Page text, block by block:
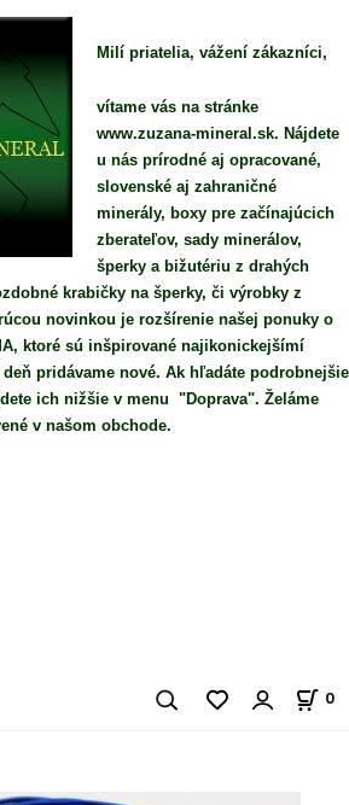
Milí priatelia, vážení zákazníci,
vítame vás na stránke
www.zuzana-mineral.sk. Nájdete
u nás prírodné aj opracované,
slovenské aj zahraničné
minerály, boxy pre začínajúcich
zberateľov, sady minerálov,
šperky a bižutériu z drahých
krabičky na šperky, či výrobky z
novinkou je rozšírenie našej ponuky o
ktoré sú inšpirované najikonickejšímí
pridávame nové. Ak hľadáte podrobnejšie
ich nižšie v menu "Doprava". Želáme
v našom obchode.
0